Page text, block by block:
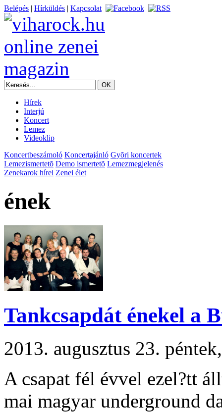
Belépés | Hírküldés | Kapcsolat
Hírek
Interjú
Koncert
Lemez
Videoklip
Koncertbeszámoló Koncertajánló Gyõri koncertek
Lemezismertetõ Demo ismertetõ Lemezmegjelenés
Zenekarok hírei Zenei élet
ének
Tankcsapdát énekel a
2013. augusztus 23.
A csapat fél évvel ezel?tt
mai magyar underground